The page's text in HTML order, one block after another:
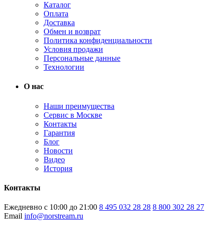
Каталог
Оплата
Доставка
Обмен и возврат
Политика конфиденциальности
Условия продажи
Персональные данные
Технологии
О нас
Наши преимущества
Сервис в Москве
Контакты
Гарантия
Блог
Новости
Видео
История
Контакты
Ежедневно с 10:00 до 21:00 8 495 032 28 28 8 800 302 28 27
Email info@norstream.ru